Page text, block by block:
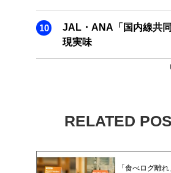
JAL・ANA「国内線共
現実味
RELATED
「食べログ離